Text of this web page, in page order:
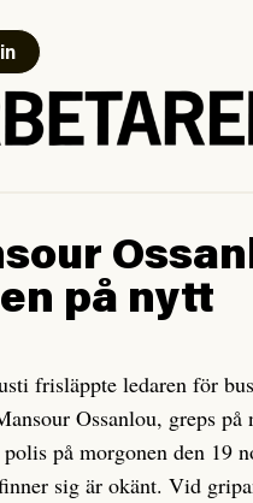
på nytt
frisläppte ledaren för
Ossanlou, greps på
på morgonen den 19
sig är okänt. Vid